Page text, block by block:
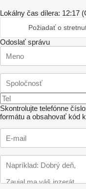
Lokálny čas dílera: 12:17
Požiadať o
Odoslať správu
Skontrolujte telefónne
formátu a obsahovať kód